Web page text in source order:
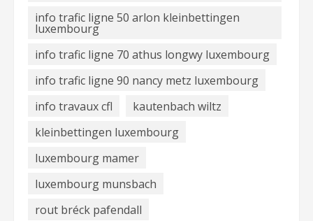
info trafic ligne 50 arlon kleinbettingen
luxembourg
info trafic ligne 70 athus longwy luxembourg
info trafic ligne 90 nancy metz luxembourg
info travaux cfl
kautenbach wiltz
kleinbettingen luxembourg
luxembourg mamer
luxembourg munsbach
rout bréck pafendall